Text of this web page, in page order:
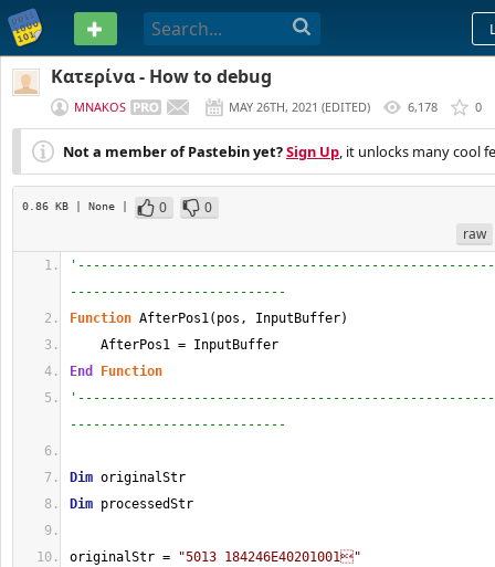
PASTEBIN
Κατερίνα - How to debug
MNAKOS MAY 26TH, 2021 (EDITED) 6,178 0
Not a member of Pastebin yet?Sign Up, it unlocks many cool
0.86 KB | None | 0
0
raw
----------------------------
Function AfterPos1(pos, InputBuffer)
AfterPos1 = InputBuffer
End
Function
----------------------------
Dim originalStr
Dim processedStr
originalStr =
"5013 184246E40201001"